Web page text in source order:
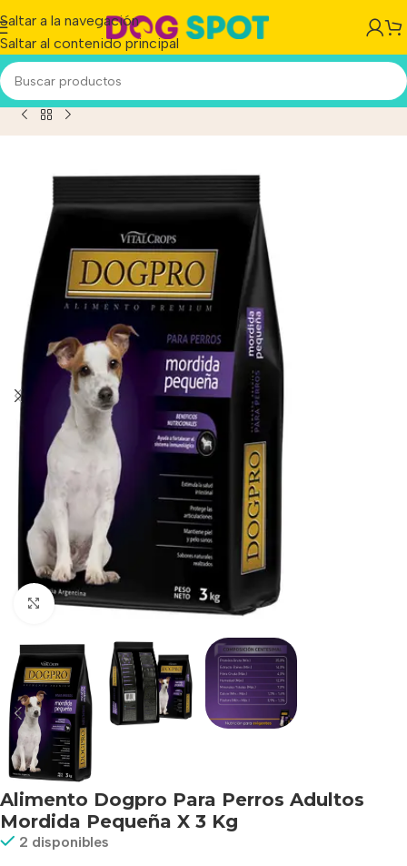
Saltar a la navegación
Saltar al contenido principal
Dogpro Para Perros Adultos Mordida Pequeña X 3 Kg
Haga clic para ampliar
Alimento Dogpro Para Perros Adultos
Mordida Pequeña X 3 Kg
2 disponibles